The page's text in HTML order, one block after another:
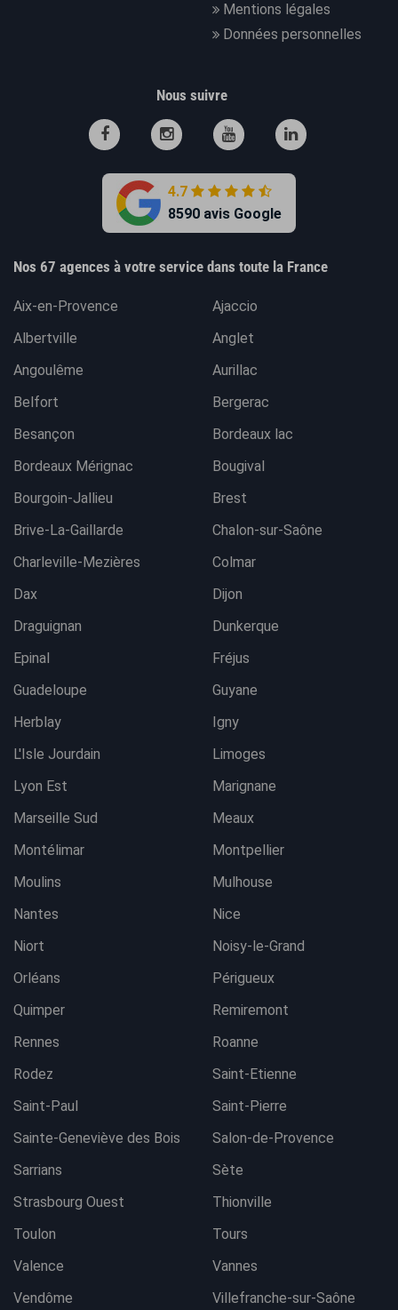
Mentions légales
Données personnelles
Nous suivre
4.7
8590 avis Google
Nos 67 agences à votre service dans toute la France
Aix-en-Provence
Ajaccio
Albertville
Anglet
Angoulême
Aurillac
Belfort
Bergerac
Besançon
Bordeaux lac
Bordeaux Mérignac
Bougival
Bourgoin-Jallieu
Brest
Brive-La-Gaillarde
Chalon-sur-Saône
Charleville-Mezières
Colmar
Dax
Dijon
Draguignan
Dunkerque
Epinal
Fréjus
Guadeloupe
Guyane
Herblay
Igny
L'Isle Jourdain
Limoges
Lyon Est
Marignane
Marseille Sud
Meaux
Montélimar
Montpellier
Moulins
Mulhouse
Nantes
Nice
Niort
Noisy-le-Grand
Orléans
Périgueux
Quimper
Remiremont
Rennes
Roanne
Rodez
Saint-Etienne
Saint-Paul
Saint-Pierre
Sainte-Geneviève des Bois
Salon-de-Provence
Sarrians
Sète
Strasbourg Ouest
Thionville
Toulon
Tours
Valence
Vannes
Vendôme
Villefranche-sur-Saône